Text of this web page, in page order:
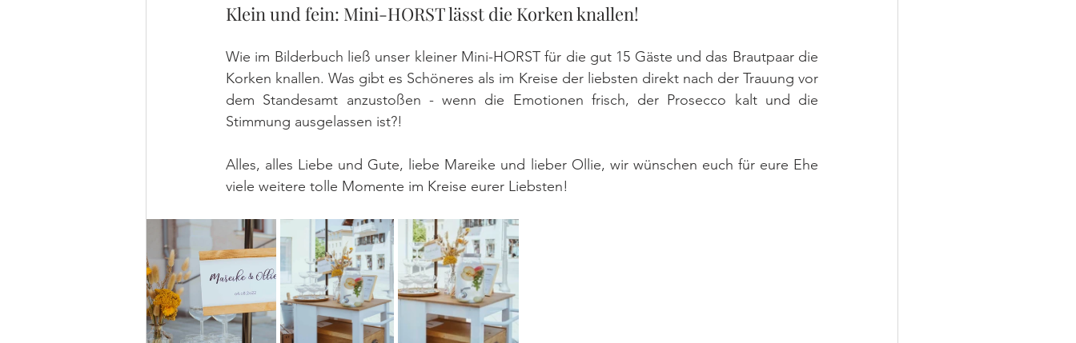
Klein und fein: Mini-HORST lässt die Korken knallen!
Wie im Bilderbuch ließ unser kleiner Mini-HORST für die gut 15 Gäste und das Brautpaar die
Korken knallen. Was gibt es Schöneres als im Kreise der liebsten direkt nach der Trauung vor
dem Standesamt anzustoßen - wenn die Emotionen frisch, der Prosecco kalt und die
Stimmung ausgelassen ist?!
Alles, alles Liebe und Gute, liebe Mareike und lieber Ollie, wir wünschen euch für eure Ehe
viele weitere tolle Momente im Kreise eurer Liebsten!